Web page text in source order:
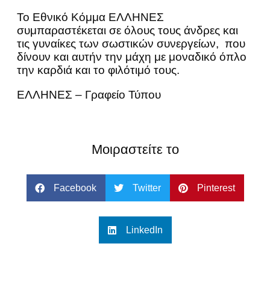
Το Εθνικό Κόμμα ΕΛΛΗΝΕΣ
συμπαραστέκεται σε όλους τους άνδρες και
τις γυναίκες των σωστικών συνεργείων, που
δίνουν και αυτήν την μάχη με μοναδικό όπλο
την καρδιά και το φιλότιμό τους.
ΕΛΛΗΝΕΣ – Γραφείο Τύπου
Μοιραστείτε το
Facebook Twitter Pinterest
LinkedIn